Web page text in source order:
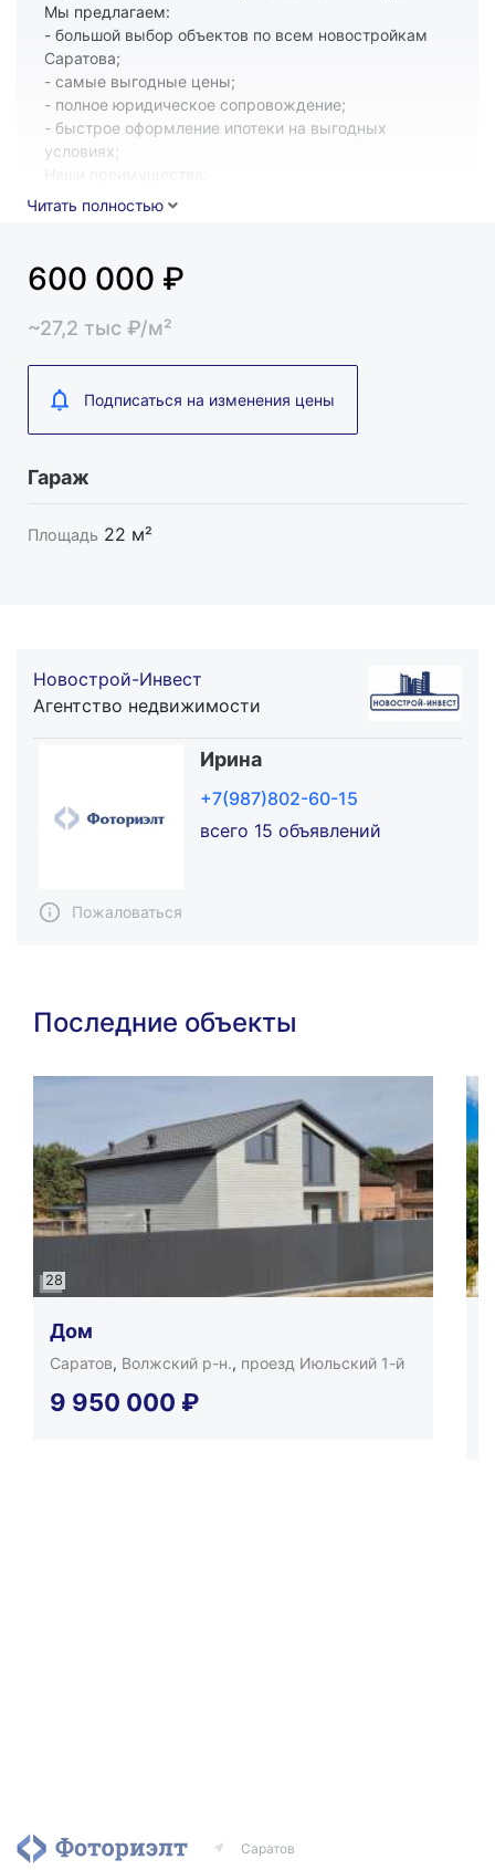
Мы предлагаем:
- большой выбор объектов по всем новостройкам
Саратова;
- самые выгодные цены;
- полное юридическое сопровождение;
- быстрое оформление ипотеки на выгодных
условиях;
Читать полностью
600 000 ₽
~27,2 тыс ₽/м²
Подписаться на изменения цены
Гараж
Площадь 22 м²
Новострой-Инвест
Агентство недвижимости
Ирина
+7(987)802-60-15
всего 15 объявлений
Пожаловаться
Последние объекты
28
Дом
Саратов, Волжский р-н., проезд Июльский 1-й
9 950 000 ₽
Саратов